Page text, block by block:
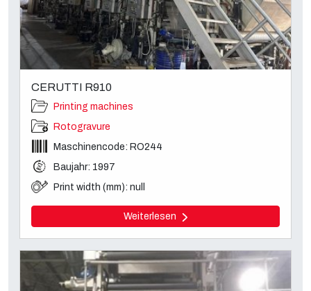
CERUTTI R910
Printing machines
Rotogravure
Maschinencode: RO244
Baujahr: 1997
Print width (mm): null
Weiterlesen